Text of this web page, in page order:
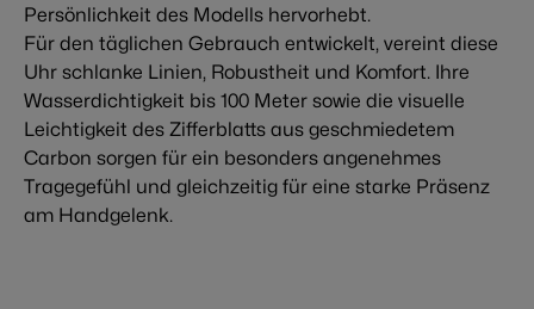
Persönlichkeit des Modells hervorhebt.
Für den täglichen Gebrauch entwickelt, vereint diese
Uhr schlanke Linien, Robustheit und Komfort. Ihre
Wasserdichtigkeit bis 100 Meter sowie die visuelle
Leichtigkeit des Zifferblatts aus geschmiedetem
Carbon sorgen für ein besonders angenehmes
Tragegefühl und gleichzeitig für eine starke Präsenz
am Handgelenk.